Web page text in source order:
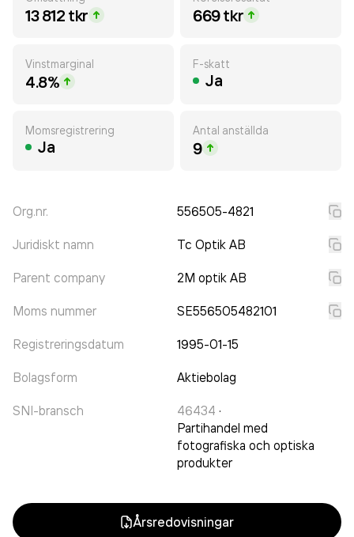
13 812 tkr 669 tkr
Vinstmarginal
4.8%
F-skatt
Ja
Momsregistrering
Ja
Antal anställda
9
Org.nr. 556505-4821
Juridiskt namn Tc Optik AB
Parent company 2M optik AB
Moms nummer SE556505482101
Registreringsdatum 1995-01-15
Bolagsform Aktiebolag
SNI-bransch 46434 ·
Partihandel med
fotografiska och optiska
produkter
Årsredovisningar